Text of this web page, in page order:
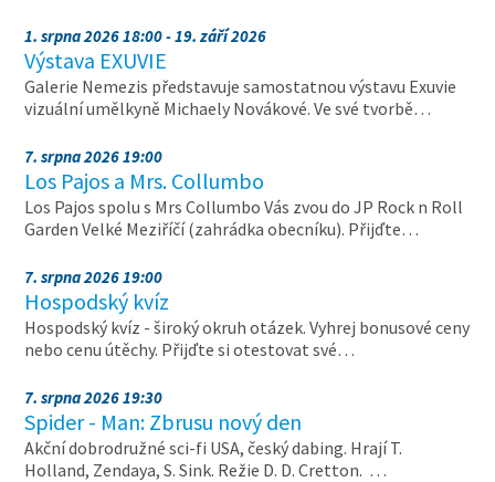
1. srpna 2026 18:00 - 19. září 2026
Výstava EXUVIE
Galerie Nemezis představuje samostatnou výstavu Exuvie
vizuální umělkyně Michaely Novákové. Ve své tvorbě…
7. srpna 2026 19:00
Los Pajos a Mrs. Collumbo
Los Pajos spolu s Mrs Collumbo Vás zvou do JP Rock n Roll
Garden Velké Meziříčí (zahrádka obecníku). Přijďte…
7. srpna 2026 19:00
Hospodský kvíz
Hospodský kvíz - široký okruh otázek. Vyhrej bonusové ceny
nebo cenu útěchy. Přijďte si otestovat své…
7. srpna 2026 19:30
Spider - Man: Zbrusu nový den
Akční dobrodružné sci-fi USA, český dabing. Hrají T.
Holland, Zendaya, S. Sink. Režie D. D. Cretton. …